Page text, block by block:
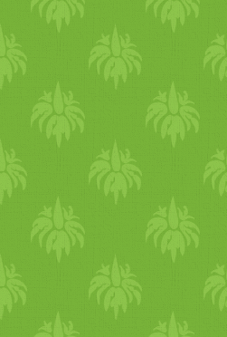
összes
zöldség
tálba
úgy, hogy
engedjük el.
amíg a lap
mag unk elé
(hozzánk